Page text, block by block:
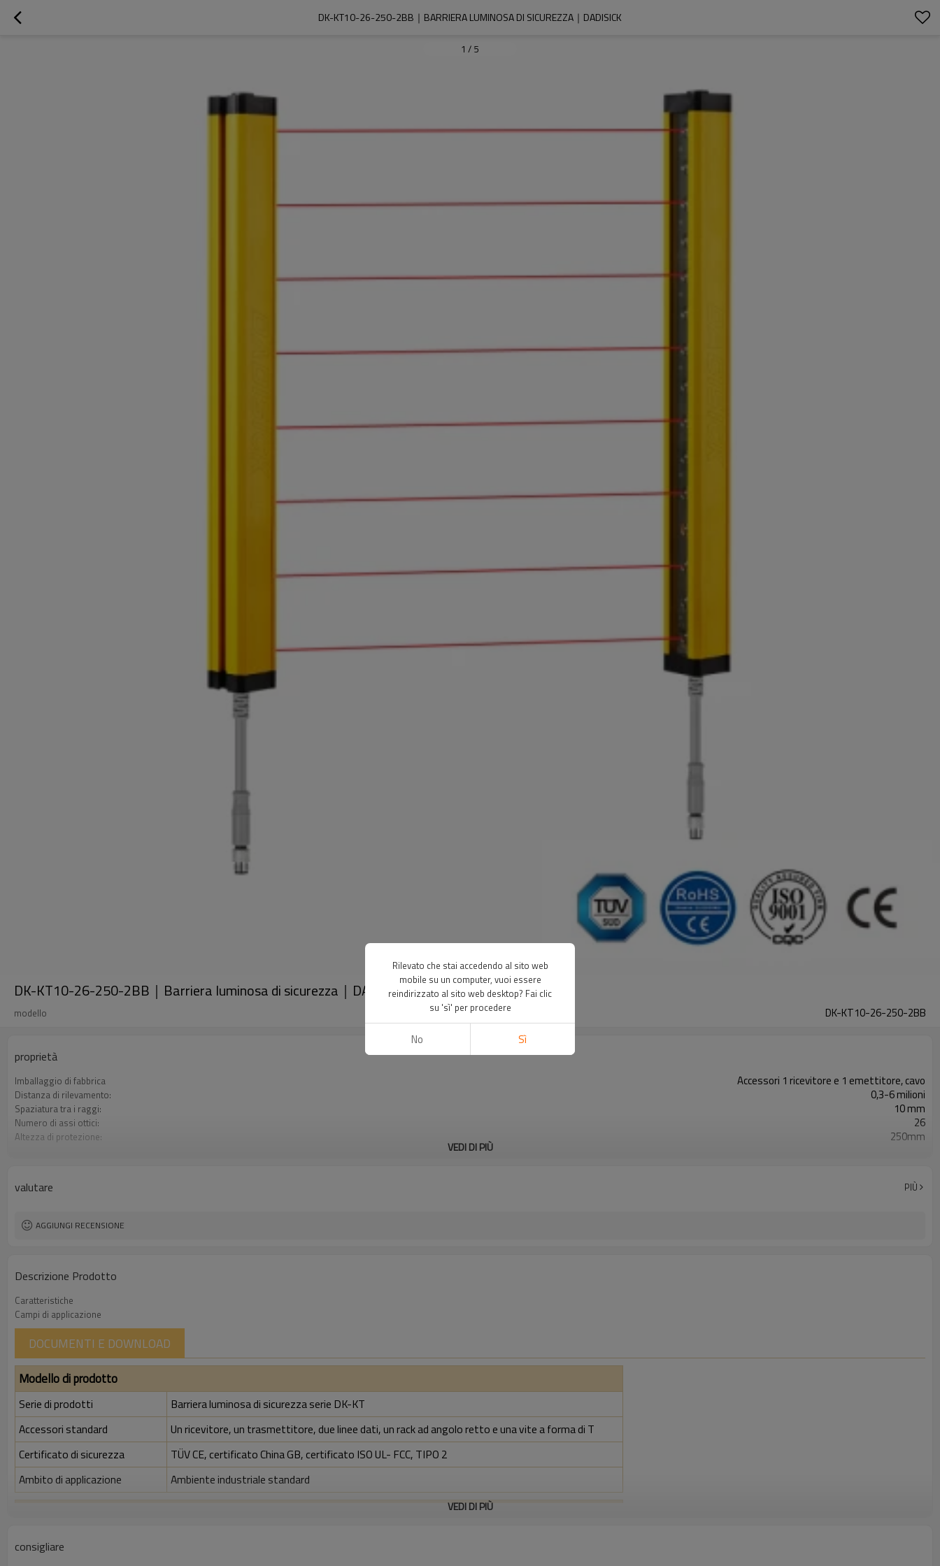
DK-KT10-26-250-2BB｜BARRIERA LUMINOSA DI SICUREZZA｜DADISICK
1 / 5
DK-KT10-26-250-2BB｜Barriera luminosa di sicurezza｜DADISICK
modello DK-KT10-26-250-2BB
proprietà
Imballaggio di fabbrica Accessori 1 ricevitore e 1 emettitore, cavo
Distanza di rilevamento: 0,3-6 milioni
Spaziatura tra i raggi: 10 mm
Numero di assi ottici: 26
Altezza di protezione: 250mm
TUV, UL, CE, RoSH, GB
VEDI DI PIÙ
valutare PIÙ
AGGIUNGI RECENSIONE
Descrizione Prodotto
Caratteristiche
Campi di applicazione
DOCUMENTI E DOWNLOAD
Modello di prodotto
Serie di prodotti
Barriera luminosa di sicurezza serie DK-KT
Accessori standard
Un ricevitore, un trasmettitore, due linee dati, un rack ad angolo retto e una vite a forma di T
Certificato di sicurezza
TÜV CE, certificato China GB, certificato ISO UL- FCC, TIPO 2
Ambito di applicazione
Ambiente industriale standard
VEDI DI PIÙ
consigliare
Rilevato che stai accedendo al sito web
mobile su un computer, vuoi essere
reindirizzato al sito web desktop? Fai clic
su 'sì' per procedere
No Sì